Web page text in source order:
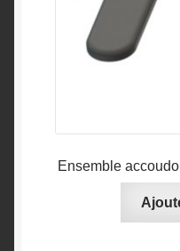
Ensemble